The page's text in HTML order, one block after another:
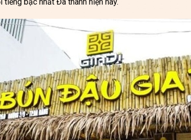
bậc nhất Đà thành hiện nay.